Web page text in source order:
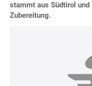
stammt aus Südtirol
Zubereitung.